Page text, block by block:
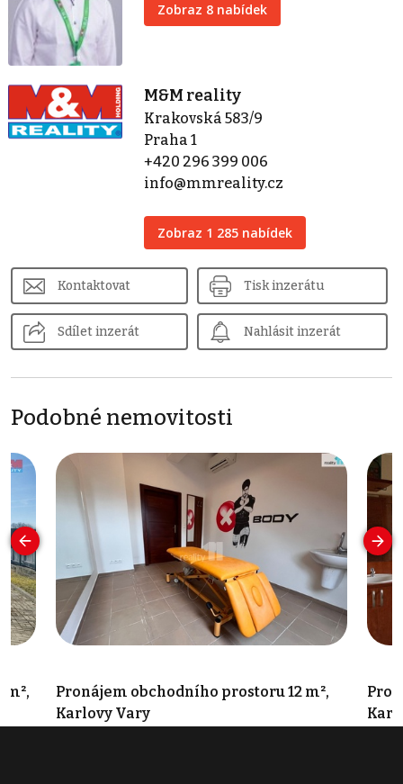
Zobraz 8 nabídek
M&M reality
Krakovská 583/9
Praha 1
+420 296 399 006
info@mmreality.cz
Zobraz 1 285 nabídek
Kontaktovat Tisk inzerátu
Sdílet inzerát Nahlásit inzerát
Podobné nemovitosti
Pronájem obchodního prostoru 12 m²,
Karlovy Vary